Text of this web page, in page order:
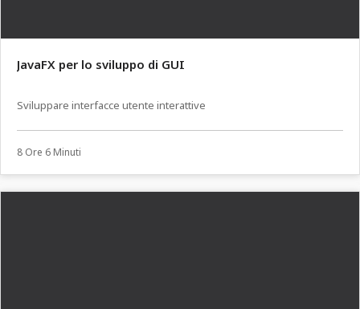
JavaFX per lo sviluppo di GUI
Sviluppare interfacce utente interattive
8 Ore 6 Minuti